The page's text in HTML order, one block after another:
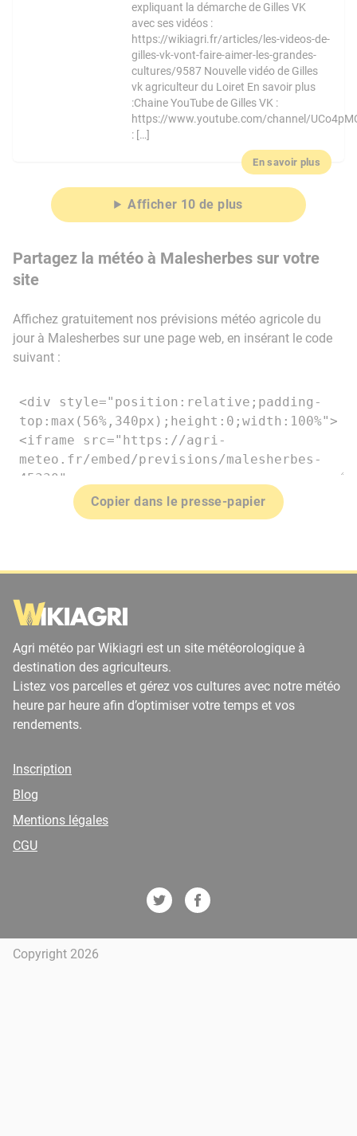
expliquant la démarche de Gilles VK
avec ses vidéos :
https://wikiagri.fr/articles/les-videos-de-
gilles-vk-vont-faire-aimer-les-grandes-
cultures/9587 Nouvelle vidéo de Gilles
vk agriculteur du Loiret En savoir plus
:Chaine YouTube de Gilles VK :
https://www.youtube.com/channel/
: […]
En savoir plus
Afficher 10 de plus
Partagez la météo à Malesherbes sur votre
site
Affichez gratuitement nos prévisions météo agricole du
jour à Malesherbes sur une page web, en insérant le code
suivant :
Copier dans le presse-papier
Agri météo par Wikiagri est un site météorologique à
destination des agriculteurs.
Listez vos parcelles et gérez vos cultures avec notre météo
heure par heure afin d’optimiser votre temps et vos
rendements.
Inscription
Blog
Mentions légales
CGU
Copyright 2026